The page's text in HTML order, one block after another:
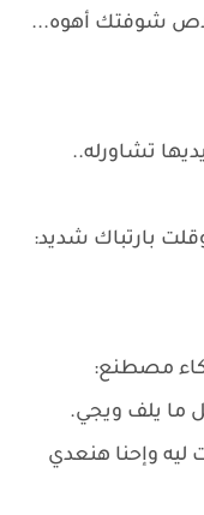
شوفتك أهوه...
تشاورله..
بارتباك شديد:
مصطنع:
ما يلف ويجي.
ليه وإحنا هنعدي